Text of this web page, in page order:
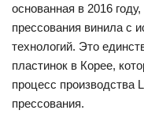
основанная в 2016
прессования винила с
технологий. Это
пластинок в Корее,
процесс производства
прессования.